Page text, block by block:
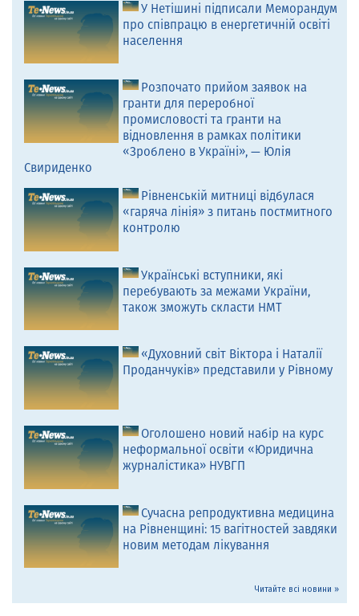
У Нетішині підписали Меморандум
про співпрацю в енергетичній освіті
населення
Розпочато прийом заявок на
гранти для переробної
промисловості та гранти на
відновлення в рамках політики
«Зроблено в Україні», — Юлія
Свириденко
Рівненській митниці відбулася
«гаряча лінія» з питань постмитного
контролю
Українські вступники, які
перебувають за межами України,
також зможуть скласти НМТ
«Духовний світ Віктора і Наталії
Проданчуків» представили у Рівному
Оголошено новий набір на курс
неформальної освіти «Юридична
журналістика» НУВГП
Сучасна репродуктивна медицина
на Рівненщині: 15 вагітностей завдяки
новим методам лікування
Читайте всі новини »